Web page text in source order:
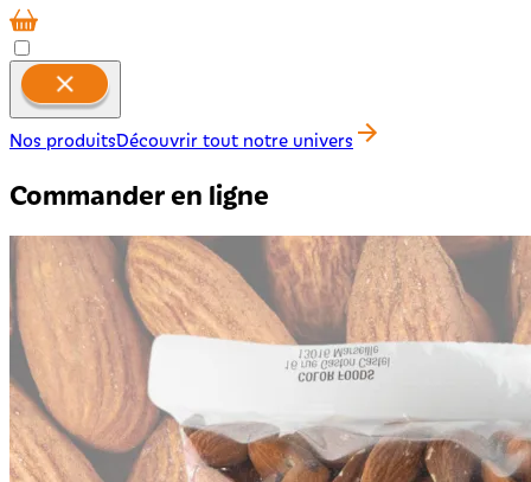
Nos produitsDécouvrir tout notre univers
Commander en ligne